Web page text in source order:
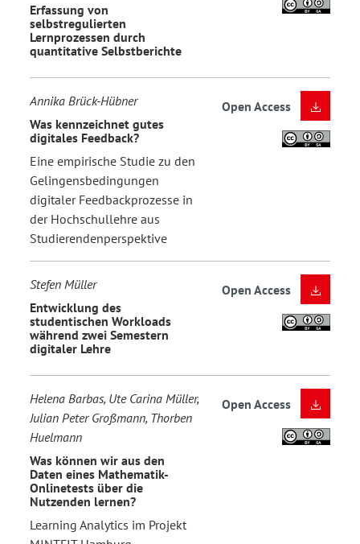
Erfassung von
selbstregulierten
Lernprozessen durch
quantitative Selbstberichte
Annika Brück-Hübner
Was kennzeichnet gutes
digitales Feedback?
Eine empirische Studie zu den
Gelingensbedingungen
digitaler Feedbackprozesse in
der Hochschullehre aus
Studierendenperspektive
Open Access
Stefen Müller
Entwicklung des
studentischen Workloads
während zwei Semestern
digitaler Lehre
Open Access
Helena Barbas, Ute Carina Müller,
Julian Peter Großmann, Thorben
Huelmann
Was können wir aus den
Daten eines Mathematik-
Onlinetests über die
Nutzenden lernen?
Learning Analytics im Projekt
Open Access